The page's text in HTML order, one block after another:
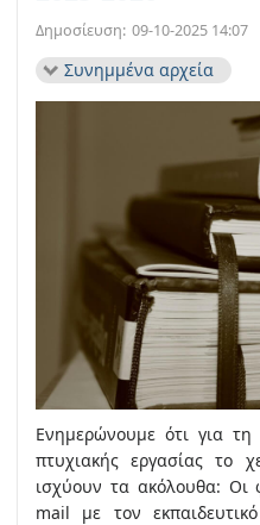
Δημοσίευση: 09-10-2025 14:07
Συνημμένα αρχεία
Ενημερώνουμε ότι για
πτυχιακής εργασίας το
ισχύουν τα ακόλουθα: Οι
mail με τον